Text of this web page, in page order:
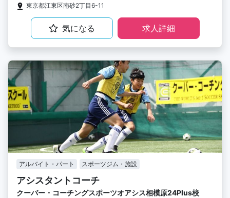
東京都江東区南砂2丁目6-11
気になる 求人詳細
アルバイト・パート スポーツジム・施設
アシスタントコーチ
クーバー・コーチングスポーツオアシス相模原24Plus校